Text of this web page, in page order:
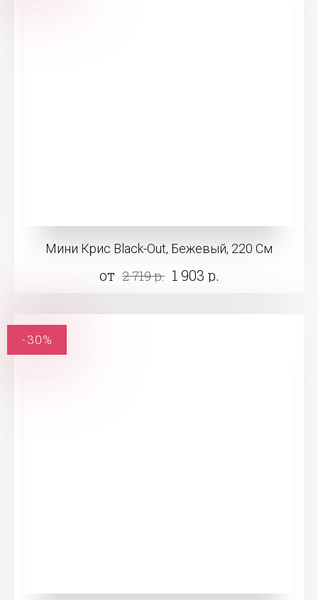
Мини Крис Black-Out, Бежевый, 220 См
от 2 719 р. 1 903 р.
-30%